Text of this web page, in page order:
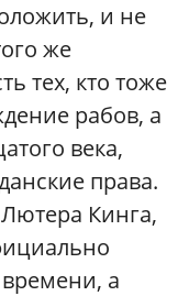
и не
же
тех, кто тоже
рабов, а
века,
права.
Кинга,
а